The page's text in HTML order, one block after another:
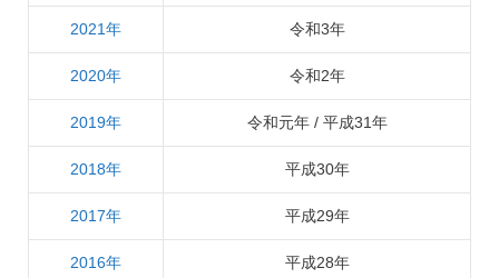
2021年 令和3年
2020年 令和2年
2019年 令和元年 / 平成31年
2018年 平成30年
2017年 平成29年
2016年 平成28年